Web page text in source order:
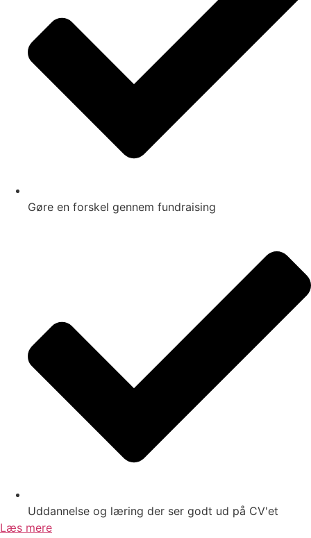
Gøre en forskel gennem fundraising
Uddannelse og læring der ser godt ud på CV'et
Læs mere